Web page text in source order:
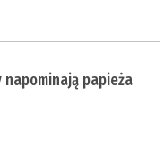
napominają papieża